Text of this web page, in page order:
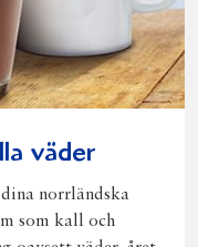
väder
norrländska
som kall och